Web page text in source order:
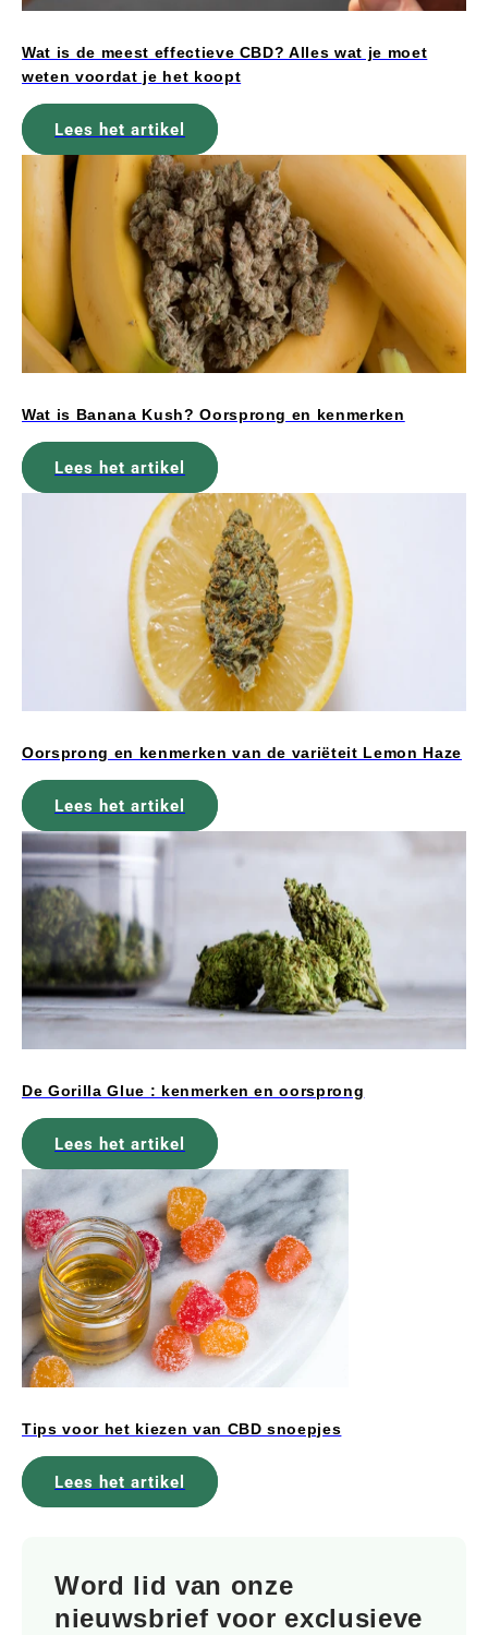
Wat is de meest effectieve CBD? Alles wat je moet
weten voordat je het koopt
Lees het artikel
Wat is Banana Kush? Oorsprong en kenmerken
Lees het artikel
Oorsprong en kenmerken van de variëteit Lemon Haze
Lees het artikel
De Gorilla Glue : kenmerken en oorsprong
Lees het artikel
Tips voor het kiezen van CBD snoepjes
Lees het artikel
Word lid van onze
nieuwsbrief voor exclusieve